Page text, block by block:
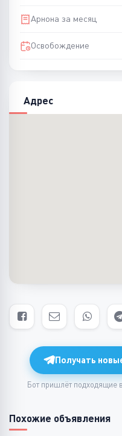
Арнона за месяц
Освобождение
Адрес
Получать
Бот пришлёт подходящие
Похожие объявления